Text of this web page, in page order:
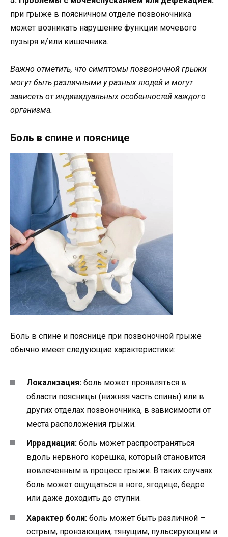
при грыже в поясничном отделе позвоночника
может возникать нарушение функции мочевого
пузыря и/или кишечника.
Важно отметить, что симптомы позвоночной грыжи
могут быть различными у разных людей и могут
зависеть от индивидуальных особенностей каждого
организма.
Боль в спине и пояснице
Боль в спине и пояснице при позвоночной грыже
обычно имеет следующие характеристики:
Локализация: боль может проявляться в
области поясницы (нижняя часть спины) или в
других отделах позвоночника, в зависимости от
места расположения грыжи.
Иррадиация: боль может распространяться
вдоль нервного корешка, который становится
вовлеченным в процесс грыжи. В таких случаях
боль может ощущаться в ноге, ягодице, бедре
или даже доходить до ступни.
Характер боли: боль может быть различной –
острым, пронзающим, тянущим, пульсирующим и